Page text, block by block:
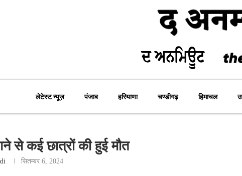
लेटेस्ट न्यूज़ पंजाब हरियाणा चण्डीगढ़ हिमाचल
कई छात्रों की हुई मौत
सितम्बर 6, 2024